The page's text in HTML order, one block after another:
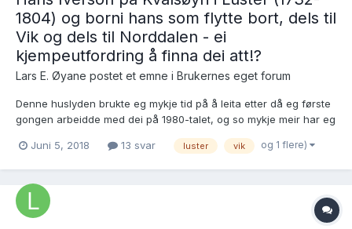
1804) og borni hans som flytte bort, dels til
Vik og dels til Norddalen - ei
kjempeutfordring å finna dei att!?
Lars E. Øyane postet et emne i Brukernes eget forum
Denne huslyden brukte eg mykje tid på å leita etter då eg første
gongen arbeidde med dei på 1980-talet, og so mykje meir har eg
søkemetodane og andre online ressursar er det kanskje
Juni 5, 2018 13 svar luster vik og 1 flere)